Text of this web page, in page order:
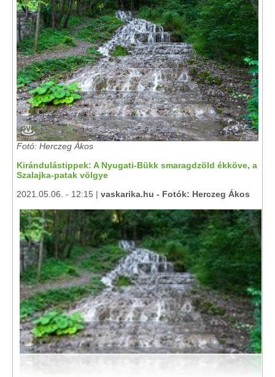
Fotó: Herczeg Ákos
Kirándulástippek: A Nyugati-Bükk smaragdzöld ékköve, a
Szalajka-patak völgye
2021.05.06. - 12:15 | vaskarika.hu - Fotók: Herczeg Ákos